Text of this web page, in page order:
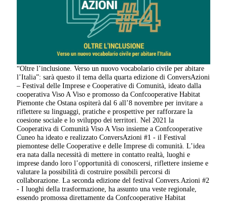
“Oltre l’inclusione. Verso un nuovo vocabolario civile per abitare
l’Italia”: sarà questo il tema della quarta edizione di ConversAzioni
– Festival delle Imprese e Cooperative di Comunità, ideato dalla
cooperativa Viso A Viso e promosso da Confcooperative Habitat
Piemonte che Ostana ospiterà dal 6 all’8 novembre per invitare a
riflettere su linguaggi, pratiche e prospettive per rafforzare la
coesione sociale e lo sviluppo dei territori. Nel 2021 la
Cooperativa di Comunità Viso A Viso insieme a Confcooperative
Cuneo ha ideato e realizzato ConversAzioni #1 - il Festival
piemontese delle Cooperative e delle Imprese di comunità. L’idea
era nata dalla necessità di mettere in contatto realtà, luoghi e
imprese dando loro l’opportunità di conoscersi, riflettere insieme e
valutare la possibilità di costruire possibili percorsi di
collaborazione. La seconda edizione del festival Convers.Azioni #2
- I luoghi della trasformazione, ha assunto una veste regionale,
essendo promossa direttamente da Confcooperative Habitat